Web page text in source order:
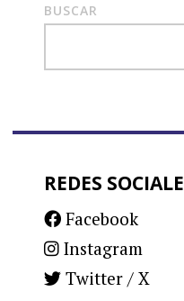
BUSCAR
REDES
Facebook
Instagram
Twitter / X